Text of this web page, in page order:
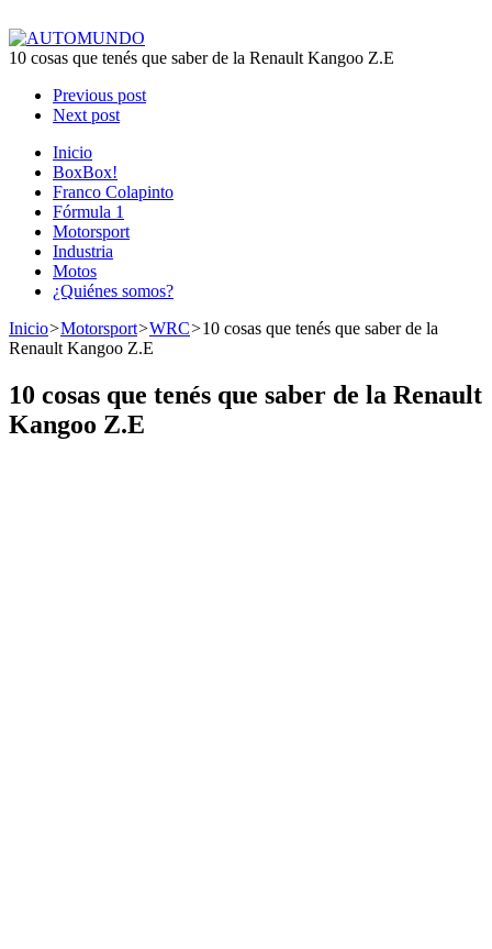
10 cosas que tenés que saber de la Renault Kangoo Z.E
Previous post
Next post
Inicio
BoxBox!
Franco Colapinto
Fórmula 1
Motorsport
Industria
Motos
¿Quiénes somos?
Inicio>Motorsport>WRC>10 cosas que tenés que saber de la
Renault Kangoo Z.E
10 cosas que tenés que saber de la Renault
Kangoo Z.E